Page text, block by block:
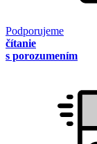
Podporujeme
čítanie
s porozumením